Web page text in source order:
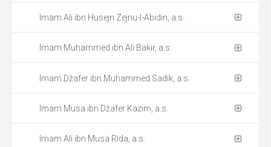
Imam Ali ibn Husejn Zejnu-l-Abidin, a.s.
Imam Muhammed ibn Ali Bakir, a.s.
Imam Džafer ibn Muhammed Sadik, a.s.
Imam Musa ibn Džafer Kazim, a.s.
Imam Ali ibn Musa Rida, a.s.